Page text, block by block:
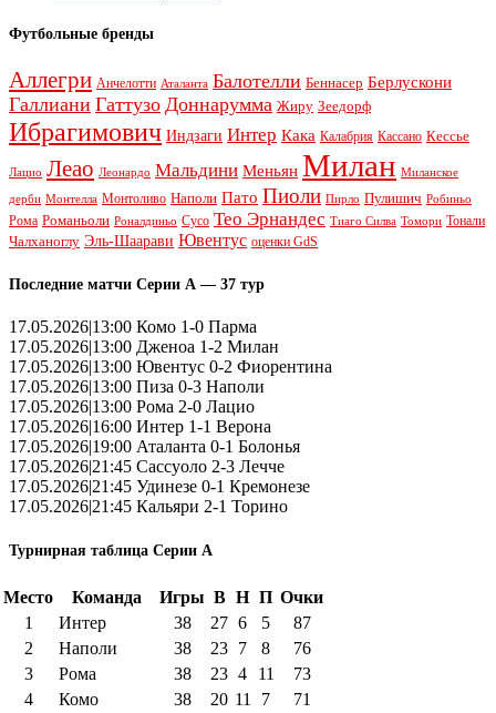
Футбольные бренды
Аллегри Анчелотти Аталанта Балотелли Беннасер Берлускони
Галлиани Гаттузо Доннарумма Жиру Зеедорф
Ибрагимович Индзаги Интер Кака Калабрия Кассано Кессье
Лацио Леао Леонардо Мальдини Меньян Милан Миланское
дерби Монтелла Монтоливо Наполи Пато Пиоли Пирло Пулишич Робиньо
Рома Романьоли Роналдиньо Сусо Тео Эрнандес Тиаго Силва Томори Тонали
Чалханоглу Эль-Шаарави Ювентус оценки GdS
Последние матчи Серии А — 37 тур
17.05.2026|13:00 Комо 1-0 Парма
17.05.2026|13:00 Дженоа 1-2 Милан
17.05.2026|13:00 Ювентус 0-2 Фиорентина
17.05.2026|13:00 Пиза 0-3 Наполи
17.05.2026|13:00 Рома 2-0 Лацио
17.05.2026|16:00 Интер 1-1 Верона
17.05.2026|19:00 Аталанта 0-1 Болонья
17.05.2026|21:45 Сассуоло 2-3 Лечче
17.05.2026|21:45 Удинезе 0-1 Кремонезе
17.05.2026|21:45 Кальяри 2-1 Торино
Турнирная таблица Серии А
Место Команда Игры В Н П Очки
1
Интер 38 27 6 5
87
2
Наполи 38 23 7 8
76
3
Рома 38 23 4 11
73
4
Комо 38 20 11 7
71